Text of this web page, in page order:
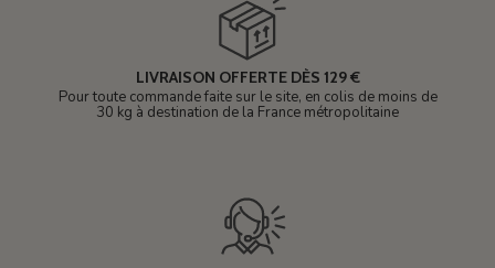
LIVRAISON OFFERTE DÈS 129 €
Pour toute commande faite sur le site, en colis de moins de
30 kg à destination de la France métropolitaine